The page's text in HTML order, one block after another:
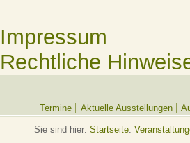
Impressum
Rechtliche
Termine Aktuelle Ausstellungen
Sie sind hier: Startseite: